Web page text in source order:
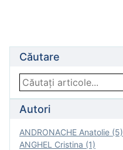
Căutare
Autori
ANDRONACHE Anatolie (5)
ANGHEL Cristina (1)